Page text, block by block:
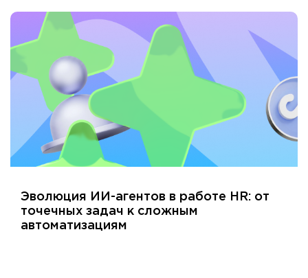
Эволюция ИИ-агентов в работе HR: от
точечных задач к сложным
автоматизациям